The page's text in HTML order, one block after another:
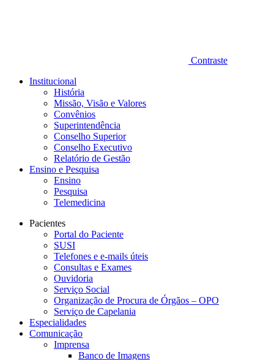
Contraste
Institucional
História
Missão, Visão e Valores
Convênios
Superintendência
Conselho Superior
Conselho Executivo
Relatório de Gestão
Ensino e Pesquisa
Ensino
Pesquisa
Telemedicina
Pacientes
Portal do Paciente
SUSI
Telefones e e-mails úteis
Consultas e Exames
Ouvidoria
Serviço Social
Organização de Procura de Órgãos – OPO
Serviço de Capelania
Especialidades
Comunicação
Imprensa
Banco de Imagens